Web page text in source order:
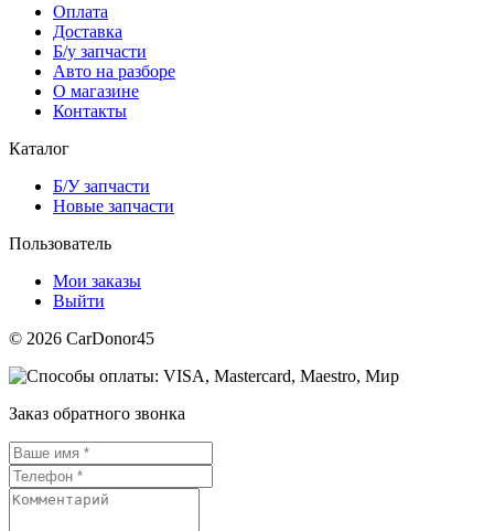
Оплата
Доставка
Б/у запчасти
Авто на разборе
О магазине
Контакты
Каталог
Б/У запчасти
Новые запчасти
Пользователь
Мои заказы
Выйти
© 2026 CarDonor45
Заказ обратного звонка